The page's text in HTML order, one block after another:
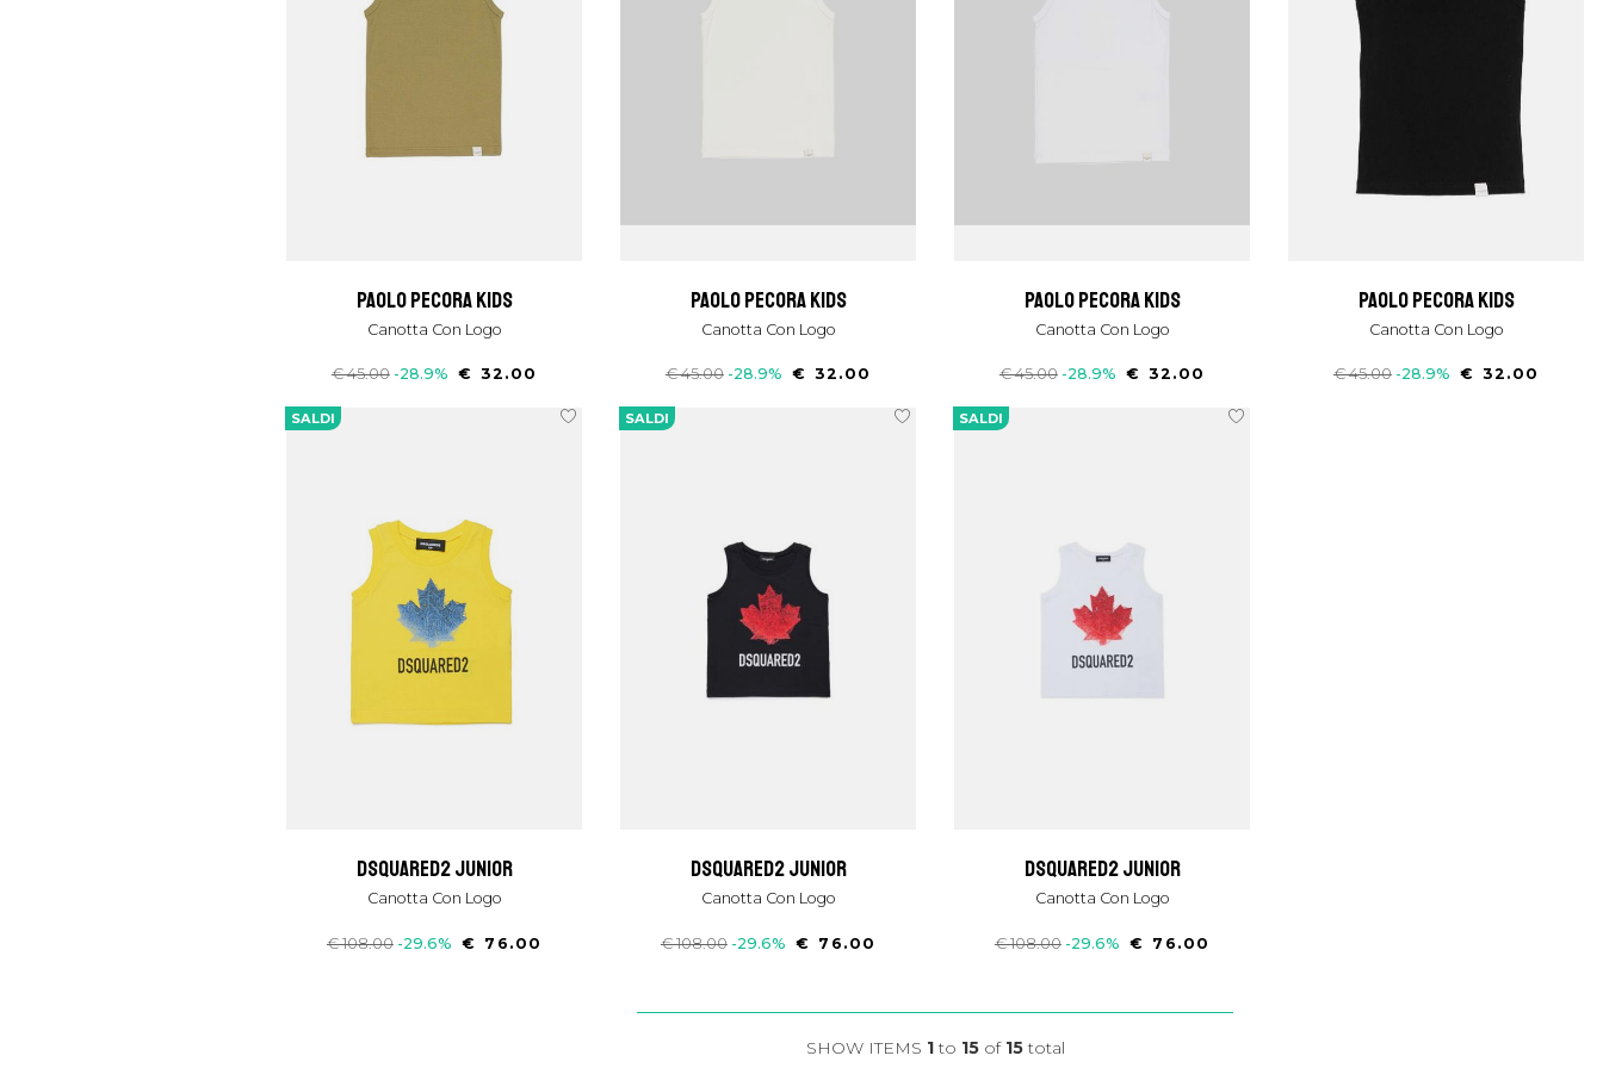
paolo pecora kids
Canotta Con Logo
€ 45.00 -28.9% € 32.00
paolo pecora kids
Canotta Con Logo
€ 45.00 -28.9% € 32.00
paolo pecora kids
Canotta Con Logo
€ 45.00 -28.9% € 32.00
paolo pecora kids
Canotta Con Logo
€ 45.00 -28.9% € 32.00
SALDI
dsquared2 junior
Canotta Con Logo
€ 108.00 -29.6% € 76.00
SALDI
dsquared2 junior
Canotta Con Logo
€ 108.00 -29.6% € 76.00
SALDI
dsquared2 junior
Canotta Con Logo
€ 108.00 -29.6% € 76.00
SHOW ITEMS 1to 15of 15total